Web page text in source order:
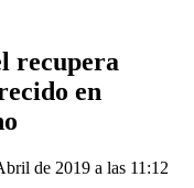
recupera
en
de 2019 a las 11:12